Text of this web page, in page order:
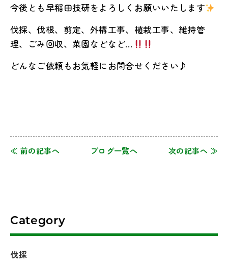
今後とも早稲田技研をよろしくお願いいたします
伐採、伐根、剪定、外構工事、植栽工事、維持管
理、ごみ回収、菜園などなど…
どんなご依頼もお気軽にお問合せください♪
≪ 前の記事へ ブログ一覧へ 次の記事へ ≫
Category
伐採